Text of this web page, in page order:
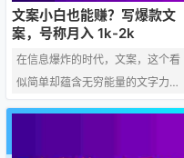
难！ 但是，2026 年，一切都将改
变！ AI 一键打造爆款内容，只需简
单复制粘贴！ 想象一下，你只需要
输入几…
文案小白也能赚？写爆款文
案，号称月入 1k-2k
在信息爆炸的时代，文案，这个看
似简单却蕴含无穷能量的文字力
量，正成为越来越多人眼中的一条